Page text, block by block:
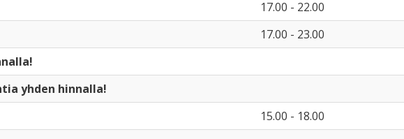
17.00 - 22.00
17.00 - 23.00
yhden hinnalla!
15.00 - 18.00